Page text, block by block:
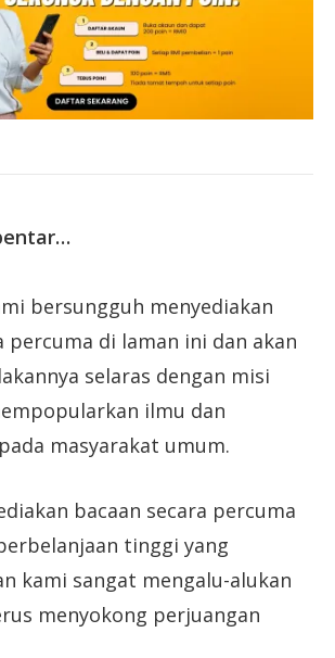
bersungguh menyediakan
percuma di laman ini dan akan
selaras dengan misi
ilmu dan
masyarakat umum.
bacaan secara percuma
tinggi yang
kami sangat mengalu-alukan
menyokong perjuangan